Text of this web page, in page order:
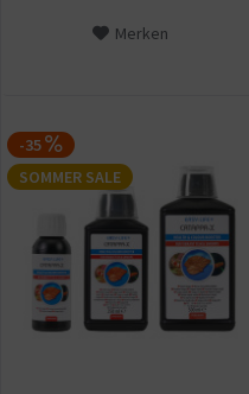
Merken
-35
SOMMER SALE